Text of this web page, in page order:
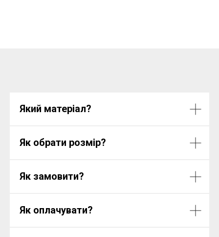
Який матеріал?
Як обрати розмір?
Як замовити?
Як оплачувати?